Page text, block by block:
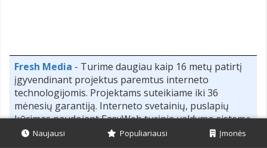
Fresh Media - Turime daugiau kaip 16 metų patirtį
įgyvendinant projektus paremtus interneto
technologijomis. Projektams suteikiame iki 36
mėnesių garantiją. Interneto svetainių, puslapių
kūrimas naudojant EasyWeb turinio valdymo sistemą
(https://www.easyweb.lt) Vidaus komunikacijos,
Naujausi Populiariausi Įmonės